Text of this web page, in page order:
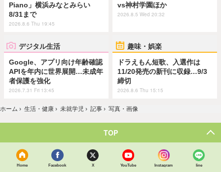
Piano」横浜みなとみらい
8/31まで
2026.8.6 Thu 19:45
vs神村学園ほか
2026.8.5 Wed 20:32
デジタル生活
Google、アプリ向け年齢確認
APIを年内に世界展開…未成年
者保護を強化
2026.7.31 Fri 13:45
趣味・娯楽
ドラえもん短歌、入選作は
11/20発売の新刊に収録…9/3
締切
2026.8.6 Thu 15:15
ホーム › 生活・健康 › 未就学児 › 記事 › 写真・画像
TOP
Home Facebook X YouTube Instagram line